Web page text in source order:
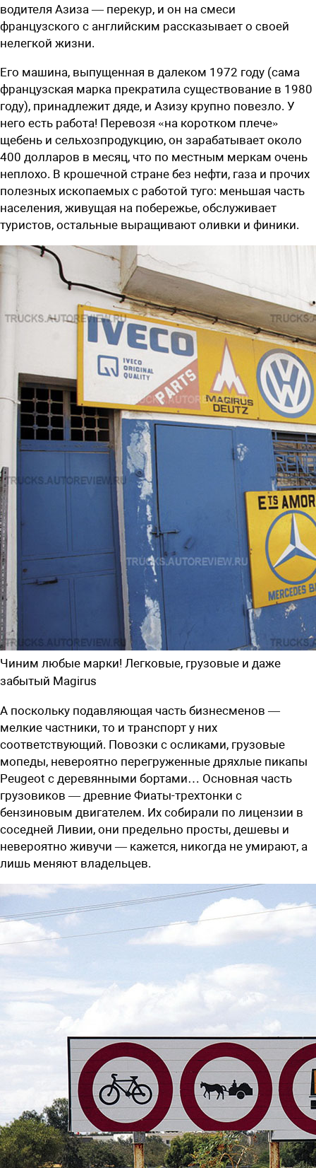
водителя Азиза — перекур, и он на смеси
французского с английским рассказывает о своей
нелегкой жизни.
Его машина, выпущенная в далеком 1972 году (сама
французская марка прекратила существование в 1980
году), принадлежит дяде, и Азизу крупно повезло. У
него есть работа! Перевозя «на коротком плече»
щебень и сельхозпродукцию, он зарабатывает около
400 долларов в месяц, что по местным меркам очень
неплохо. В крошечной стране без нефти, газа и прочих
полезных ископаемых с работой туго: меньшая часть
населения, живущая на побережье, обслуживает
туристов, остальные выращивают оливки и финики.
Чиним любые марки! Легковые, грузовые и даже
забытый Magirus
А поскольку подавляющая часть бизнесменов —
мелкие частники, то и транспорт у них
соответствующий. Повозки с осликами, грузовые
мопеды, невероятно перегруженные дряхлые пикапы
Peugeot с деревянными бортами… Основная часть
грузовиков — древние Фиаты-трехтонки с
бензиновым двигателем. Их собирали по лицензии в
соседней Ливии, они предельно просты, дешевы и
невероятно живучи — кажется, никогда не умирают, а
лишь меняют владельцев.